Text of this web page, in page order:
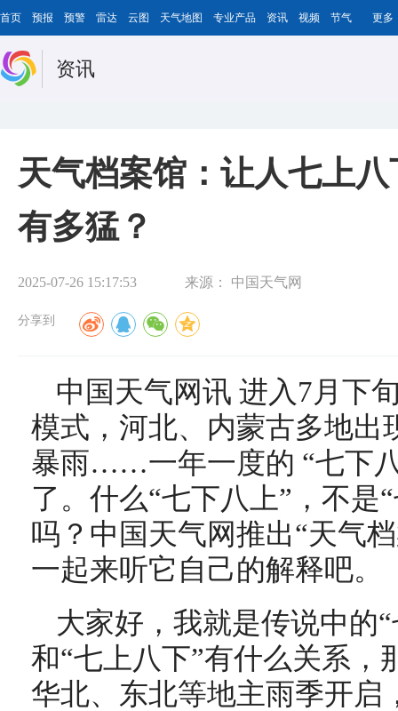
首页 预报 预警 雷达 云图 天气地图 专业产品 资讯 视频 节气 更多
资讯
天气档案馆：让人七上
有多猛？
2025-07-26 15:17:53 来源： 中国天气网
分享到
中国天气网讯 进入7月下
模式，河北、内蒙古多地出
暴雨……一年一度的 “七下
了。什么“七下八上”，不是
吗？中国天气网推出“天气
一起来听它自己的解释吧。
大家好，我就是传说中的
和“七上八下”有什么关系，
华北、东北等地主雨季开启